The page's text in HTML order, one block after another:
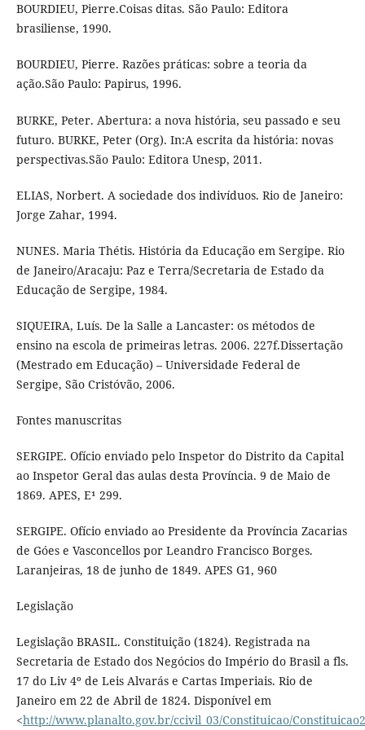
BOURDIEU, Pierre.Coisas ditas. São Paulo: Editora
brasiliense, 1990.
BOURDIEU, Pierre. Razões práticas: sobre a teoria da
ação.São Paulo: Papirus, 1996.
BURKE, Peter. Abertura: a nova história, seu passado e seu
futuro. BURKE, Peter (Org). In:A escrita da história: novas
perspectivas.São Paulo: Editora Unesp, 2011.
ELIAS, Norbert. A sociedade dos indivíduos. Rio de Janeiro:
Jorge Zahar, 1994.
NUNES. Maria Thétis. História da Educação em Sergipe. Rio
de Janeiro/Aracaju: Paz e Terra/Secretaria de Estado da
Educação de Sergipe, 1984.
SIQUEIRA, Luís. De la Salle a Lancaster: os métodos de
ensino na escola de primeiras letras. 2006. 227f.Dissertação
(Mestrado em Educação) – Universidade Federal de
Sergipe, São Cristóvão, 2006.
Fontes manuscritas
SERGIPE. Ofício enviado pelo Inspetor do Distrito da Capital
ao Inspetor Geral das aulas desta Província. 9 de Maio de
1869. APES, E¹ 299.
SERGIPE. Ofício enviado ao Presidente da Província Zacarias
de Góes e Vasconcellos por Leandro Francisco Borges.
Laranjeiras, 18 de junho de 1849. APES G1, 960
Legislação
Legislação BRASIL. Constituição (1824). Registrada na
Secretaria de Estado dos Negócios do Império do Brasil a fls.
17 do Liv 4º de Leis Alvarás e Cartas Imperiais. Rio de
Janeiro em 22 de Abril de 1824. Disponível em
<http://www.planalto.gov.br/ccivil_03/Constituicao/